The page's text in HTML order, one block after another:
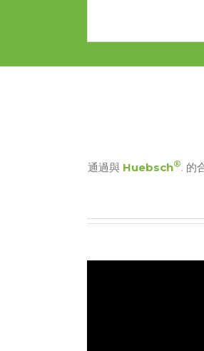
通過與 Huebsch®. 的